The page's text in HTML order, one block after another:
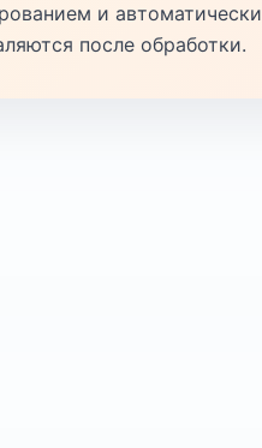
и автоматически
после обработки.